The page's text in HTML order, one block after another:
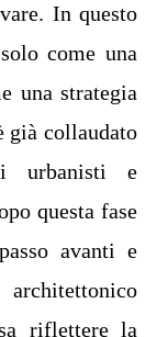
In questo
come una
una strategia
già collaudato
urbanisti e
questa fase
avanti e
riflettere la